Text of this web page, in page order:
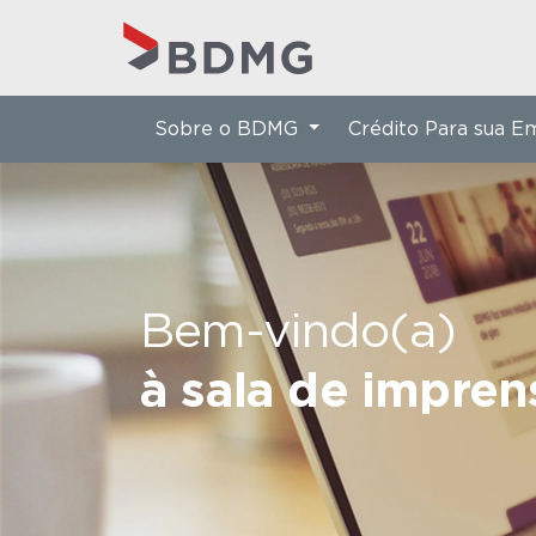
Bem-vindo(a)
à sala de
Sobre o BDMG Crédito Para sua